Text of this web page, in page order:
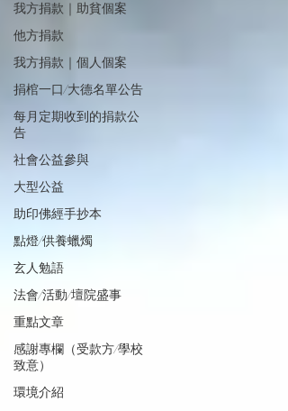
我方捐款｜助貧個案
他方捐款
我方捐款｜個人個案
捐棺一口/大德名單公告
每月定期收到的捐款公
告
社會公益參與
大型公益
助印佛經手抄本
點燈/供養蠟燭
玄人勉語
法會/活動/壇院盛事
重點文章
感謝專欄（受款方/學校
致意）
環境介紹